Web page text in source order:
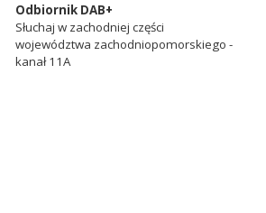
Odbiornik DAB+
Słuchaj w zachodniej części
województwa zachodniopomorskiego -
kanał 11A